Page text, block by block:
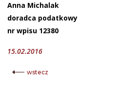
Anna Michalak
doradca podatkowy
nr wpisu 12380
15.02.2016
wstecz